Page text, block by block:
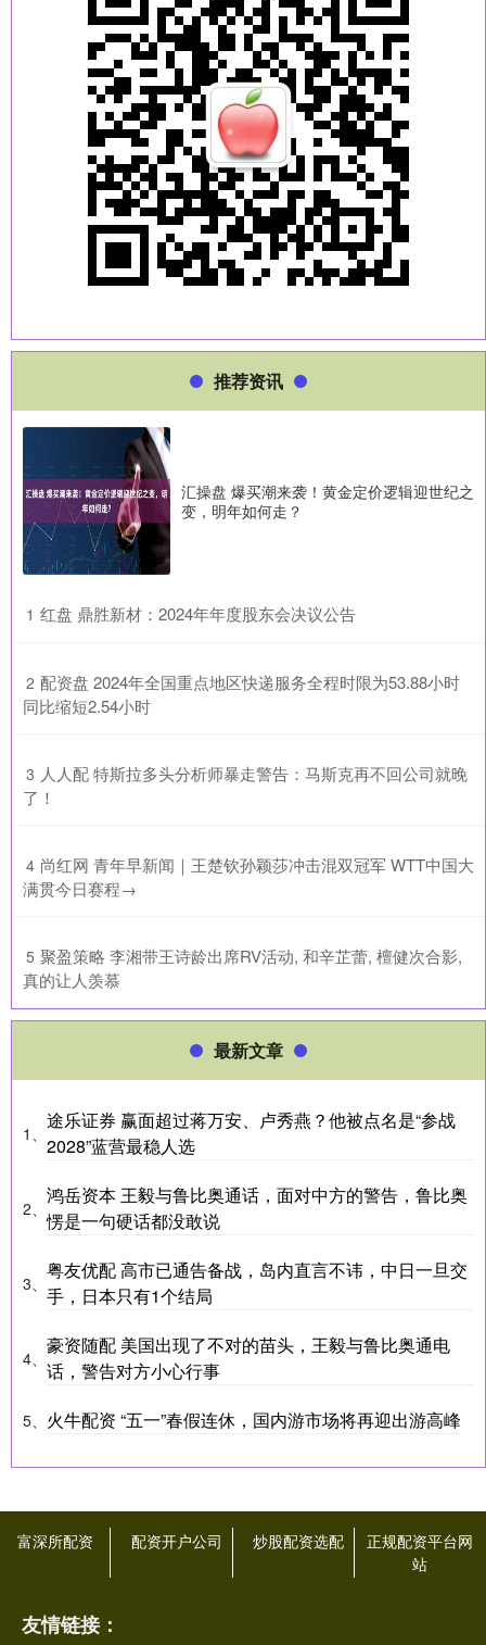
推荐资讯
汇操盘 爆买潮来袭！黄金定价逻辑迎世纪之
变，明年如何走？
1 ​红盘 鼎胜新材：2024年年度股东会决议公告
2 ​配资盘 2024年全国重点地区快递服务全程时限为53.88小时
同比缩短2.54小时
3 ​人人配 特斯拉多头分析师暴走警告：马斯克再不回公司就晚
了！
4 ​尚红网 青年早新闻｜王楚钦孙颖莎冲击混双冠军 WTT中国大
满贯今日赛程→
5 ​聚盈策略 李湘带王诗龄出席RV活动, 和辛芷蕾, 檀健次合影,
真的让人羡慕
最新文章
1、
途乐证券 赢面超过蒋万安、卢秀燕？他被点名是“参战
2028”蓝营最稳人选
2、
鸿岳资本 王毅与鲁比奥通话，面对中方的警告，鲁比奥
愣是一句硬话都没敢说
3、
粤友优配 高市已通告备战，岛内直言不讳，中日一旦交
手，日本只有1个结局
4、
豪资随配 美国出现了不对的苗头，王毅与鲁比奥通电
话，警告对方小心行事
5、 火牛配资 “五一”春假连休，国内游市场将再迎出游高峰
富深所配资 配资开户公司 炒股配资选配
正规配资平台网
站
友情链接：